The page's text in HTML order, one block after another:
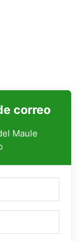
correo
Maule